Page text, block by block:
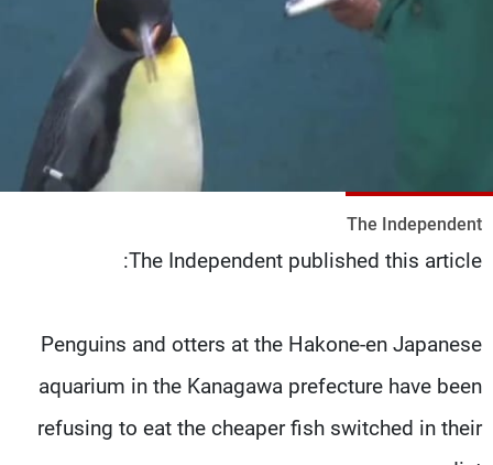
The Independent
The Independent published this article:
Penguins and otters at the Hakone-en Japanese
aquarium in the Kanagawa prefecture have been
refusing to eat the cheaper fish switched in their
جدول البرامج
شاهد البرامج
الترددات
الإنـتـاج
لاعلاناتكم
وظائف
تواصل معنا
شروط الإسـتخدام
سياسة الخصوصية